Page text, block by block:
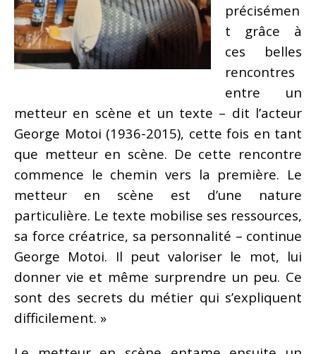
précisémen
t grâce à
ces belles
rencontres
entre un
metteur en scène et un texte – dit l’acteur
George Motoi (1936-2015), cette fois en tant
que metteur en scène. De cette rencontre
commence le chemin vers la première. Le
metteur en scène est d’une nature
particulière. Le texte mobilise ses ressources,
sa force créatrice, sa personnalité – continue
George Motoi. Il peut valoriser le mot, lui
donner vie et même surprendre un peu. Ce
sont des secrets du métier qui s’expliquent
difficilement. »